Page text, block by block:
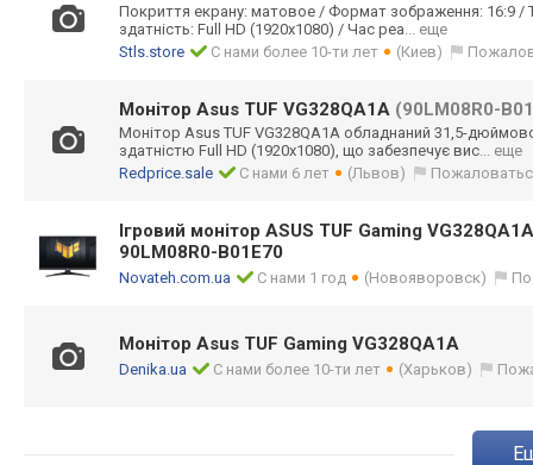
Покриття екрану: матовое / Формат зображення: 16:9 /
здатність: Full HD (1920x1080) / Час реа... еще
Stls.store
С нами более 10-ти лет (Киев)
Монітор Asus TUF VG328QA1A (90LM08R0-
Монітор Asus TUF VG328QA1A обладнаний 31,5-
здатністю Full HD (1920x1080), що забезпечує вис... еще
Redprice.sale
С нами 6 лет (Львов)
Ігровий монітор ASUS TUF Gaming
90LM08R0-B01E70
Novateh.com.ua С нами 1 год (Новояворовск)
Монітор Asus TUF Gaming VG328QA1A
Denika.ua С нами более 10-ти лет (Харьков)